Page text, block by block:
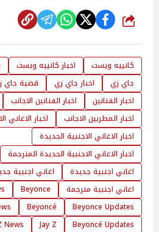
شارك
كانييه ويست اخبار كانييه ويست
جاي زي
اخبار جاي زي قضية جاي
اخبار الفنانين
اخبار الفنانين الاجانب
اخبار المطربين الاجانب
اخبار الاغاني
اخبار الاغاني الاجنبية الجديدة
اخبار الاغاني الاجنبية الجديدة المترجمة
اغاني اجنبية جديدة
اغاني اجنبية
اغاني اجنبية مترجمة
Beyonce
Beyonce Updates
Beyoncé
Beyoncé Updates
Jay Z
News